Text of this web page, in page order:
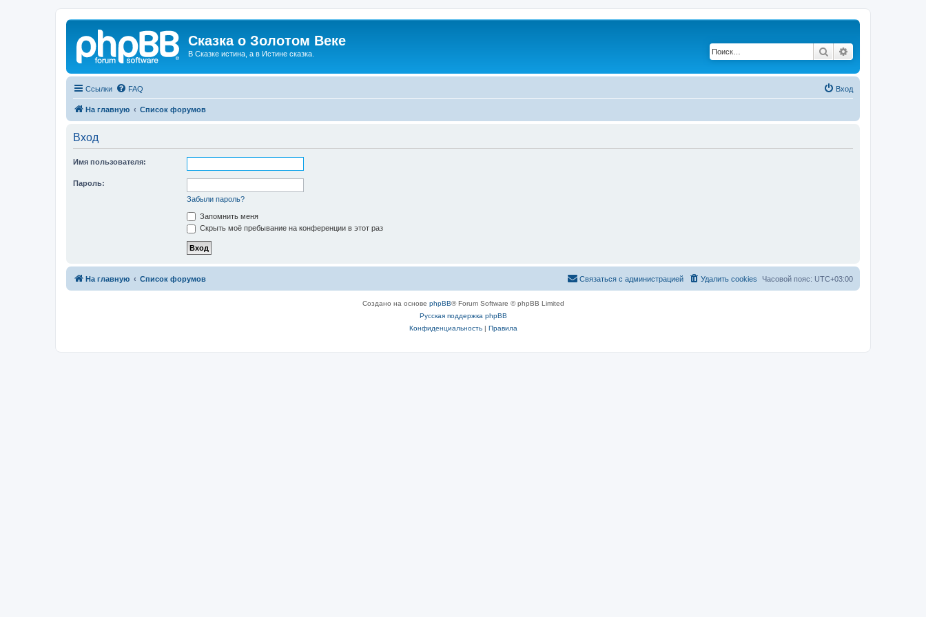
Сказка о Золотом Веке
В Сказке истина, а в Истине сказка. Поиск
Ссылки FAQ Вход
На главную Список форумов
Вход
Имя пользователя:
Пароль:
Забыли пароль?
Запомнить меня
Скрыть моё пребывание на конференции в этот раз
На главную Список форумов Часовой пояс: UTC+03:00
Удалить cookies
Связаться с администрацией
Создано на основе phpBB® Forum Software © phpBB Limited
Русская поддержка phpBB
Конфиденциальность| Правила